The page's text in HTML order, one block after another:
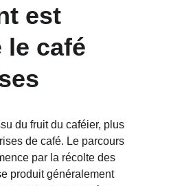
est
le café
du fruit du caféier, plus
de café. Le parcours
par la récolte des
produit généralement